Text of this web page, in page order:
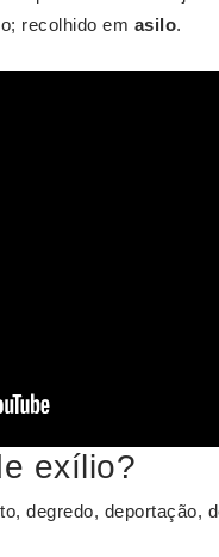
recolhido em asilo.
exílio?
degredo, deportação,